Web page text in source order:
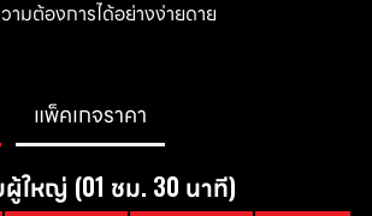
ามต้องการได้อย่างง่ายดาย
แพ็คเกจราคา
ใหญ่ (01 ชม. 30 นาที)